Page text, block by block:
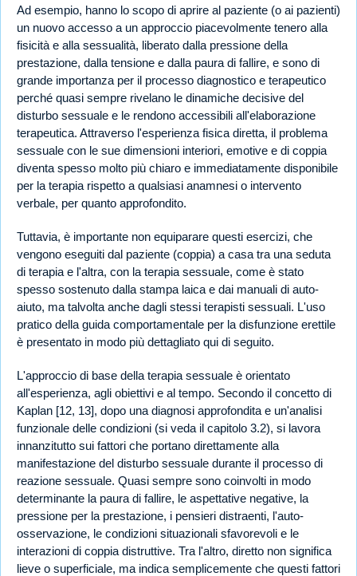
Ad esempio, hanno lo scopo di aprire al paziente (o ai pazienti)
un nuovo accesso a un approccio piacevolmente tenero alla
fisicità e alla sessualità, liberato dalla pressione della
prestazione, dalla tensione e dalla paura di fallire, e sono di
grande importanza per il processo diagnostico e terapeutico
perché quasi sempre rivelano le dinamiche decisive del
disturbo sessuale e le rendono accessibili all'elaborazione
terapeutica. Attraverso l'esperienza fisica diretta, il problema
sessuale con le sue dimensioni interiori, emotive e di coppia
diventa spesso molto più chiaro e immediatamente disponibile
per la terapia rispetto a qualsiasi anamnesi o intervento
verbale, per quanto approfondito.
Tuttavia, è importante non equiparare questi esercizi, che
vengono eseguiti dal paziente (coppia) a casa tra una seduta
di terapia e l'altra, con la terapia sessuale, come è stato
spesso sostenuto dalla stampa laica e dai manuali di auto-
aiuto, ma talvolta anche dagli stessi terapisti sessuali. L'uso
pratico della guida comportamentale per la disfunzione erettile
è presentato in modo più dettagliato qui di seguito.
L'approccio di base della terapia sessuale è orientato
all'esperienza, agli obiettivi e al tempo. Secondo il concetto di
Kaplan [12, 13], dopo una diagnosi approfondita e un'analisi
funzionale delle condizioni (si veda il capitolo 3.2), si lavora
innanzitutto sui fattori che portano direttamente alla
manifestazione del disturbo sessuale durante il processo di
reazione sessuale. Quasi sempre sono coinvolti in modo
determinante la paura di fallire, le aspettative negative, la
pressione per la prestazione, i pensieri distraenti, l'auto-
osservazione, le condizioni situazionali sfavorevoli e le
interazioni di coppia distruttive. Tra l'altro, diretto non significa
lieve o superficiale, ma indica semplicemente che questi fattori